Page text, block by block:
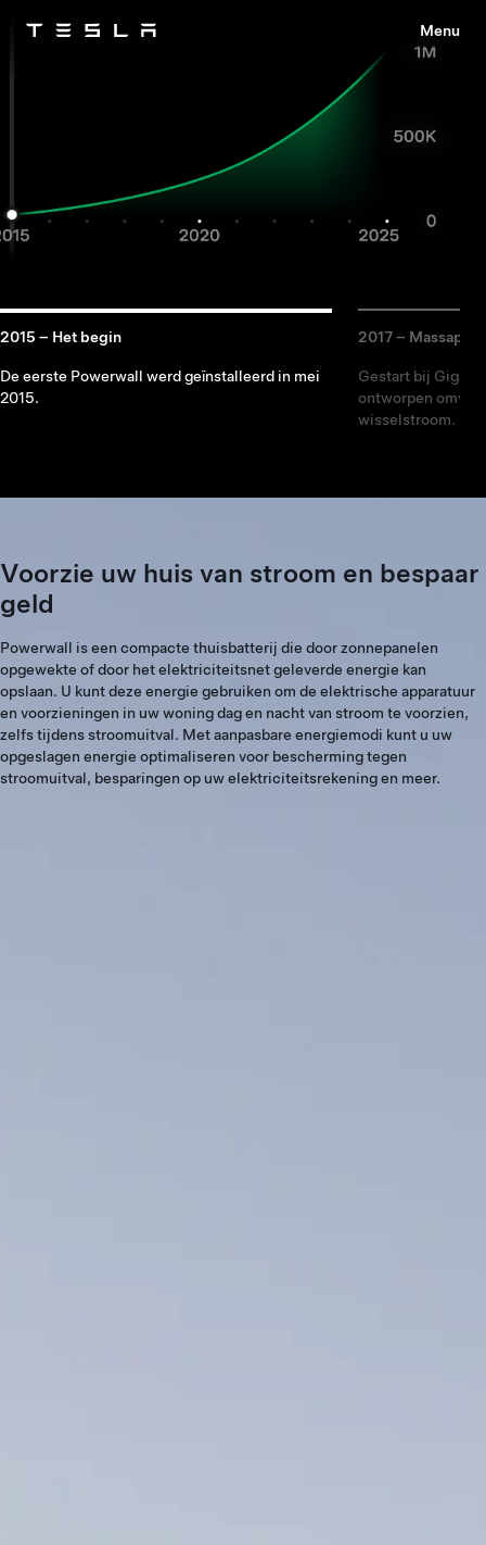
Tesla Menu
2015 – Het begin
De eerste Powerwall werd geïnstalleerd in mei
2015.
2017 –
Gestart bij Giga
ontworpen
wisselstroom.
Voorzie uw huis van stroom en bespaar
geld
Powerwall is een compacte thuisbatterij die door zonnepanelen
opgewekte of door het elektriciteitsnet geleverde energie kan
opslaan. U kunt deze energie gebruiken om de elektrische apparatuur
en voorzieningen in uw woning dag en nacht van stroom te voorzien,
zelfs tijdens stroomuitval. Met aanpasbare energiemodi kunt u uw
opgeslagen energie optimaliseren voor bescherming tegen
stroomuitval, besparingen op uw elektriciteitsrekening en meer.